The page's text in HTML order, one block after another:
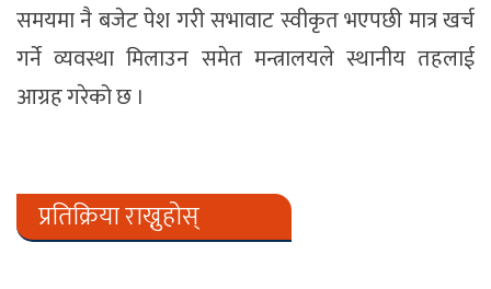
समयमा नै बजेट पेश गरी सभावाट स्वीकृत भएपछी मात्र खर्च
गर्ने व्यवस्था मिलाउन समेत मन्त्रालयले स्थानीय तहलाई
आग्रह गरेको छ ।
प्रतिक्रिया राख्नुहोस्